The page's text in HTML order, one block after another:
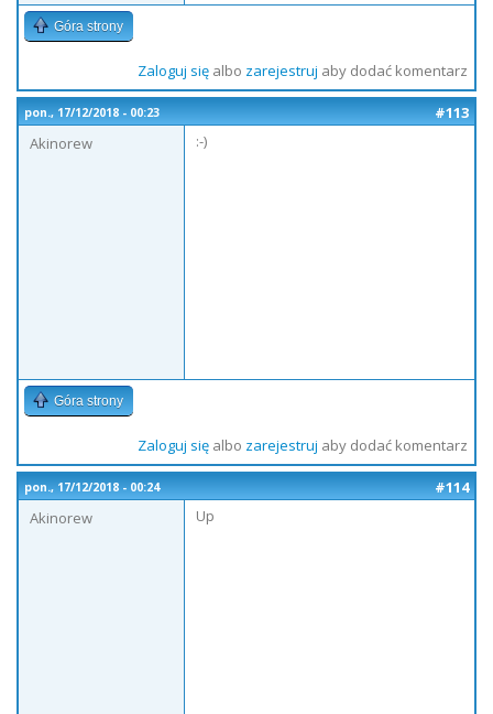
Góra strony
Zaloguj sięalbo zarejestruj aby dodać komentarz
pon., 17/12/2018 - 00:23
#113
Akinorew
:-)
Góra strony
Zaloguj sięalbo zarejestruj aby dodać komentarz
pon., 17/12/2018 - 00:24
#114
Akinorew
Up